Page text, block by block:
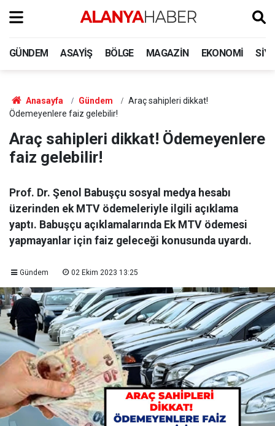
GÜNDEM ASAYIŞ BÖLGE MAGAZIN EKONOMI
Anasayfa Gündem
Araç sahipleri dikkat!
Ödemeyenlere faiz gelebilir!
Araç sahipleri dikkat! Ödemeyenlere
faiz gelebilir!
Prof. Dr. Şenol Babuşçu sosyal medya hesabı
üzerinden ek MTV ödemeleriyle ilgili açıklama
yaptı. Babuşçu açıklamalarında Ek MTV ödemesi
yapmayanlar için faiz geleceği konusunda uyardı.
Gündem 02 Ekim 2023 13:25